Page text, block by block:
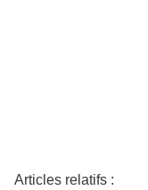
Articles relatifs :